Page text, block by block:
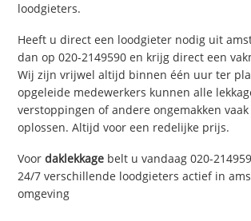
loodgieters.
Heeft u direct een loodgieter nodig uit
dan op 020-2149590 en krijg direct een
Wij zijn vrijwel altijd binnen één uur ter
opgeleide medewerkers kunnen alle
verstoppingen of andere ongemakken
oplossen. Altijd voor een redelijke prijs.
Voordaklekkage belt u vandaag 020-
24/7 verschillende loodgieters actief in
omgeving